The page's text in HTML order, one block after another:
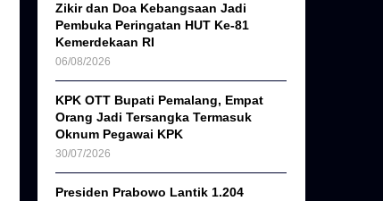
Zikir dan Doa Kebangsaan Jadi
Pembuka Peringatan HUT Ke-81
Kemerdekaan RI
06/08/2026
KPK OTT Bupati Pemalang, Empat
Orang Jadi Tersangka Termasuk
Oknum Pegawai KPK
30/07/2026
Presiden Prabowo Lantik 1.204